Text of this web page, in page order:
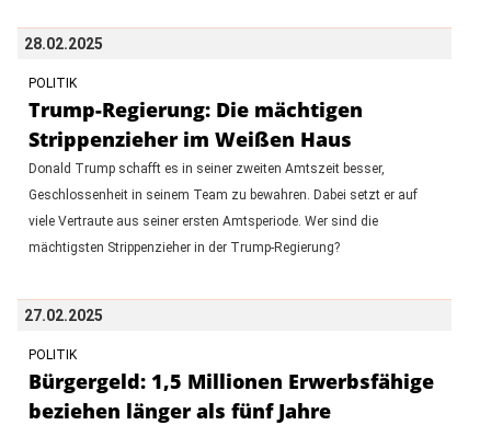
28.02.2025
POLITIK
Trump-Regierung: Die mächtigen
Strippenzieher im Weißen Haus
Donald Trump schafft es in seiner zweiten Amtszeit besser,
Geschlossenheit in seinem Team zu bewahren. Dabei setzt er auf
viele Vertraute aus seiner ersten Amtsperiode. Wer sind die
mächtigsten Strippenzieher in der Trump-Regierung?
27.02.2025
POLITIK
Bürgergeld: 1,5 Millionen Erwerbsfähige
beziehen länger als fünf Jahre